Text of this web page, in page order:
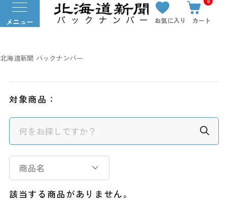
メニュー お気に入り カート
北海道新聞 バックナンバー
対象商品：
商品名
該当する商品がありません。